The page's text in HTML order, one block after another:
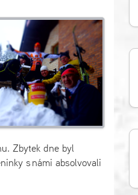
Zbytek dne byl
s námi absolvovali